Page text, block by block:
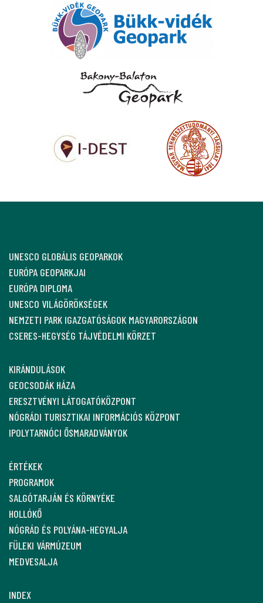
UNESCO GLOBÁLIS GEOPARKOK
EURÓPA GEOPARKJAI
EURÓPA DIPLOMA
UNESCO VILÁGÖRÖKSÉGEK
NEMZETI PARK IGAZGATÓSÁGOK MAGYARORSZÁGON
CSERES-HEGYSÉG TÁJVÉDELMI KÖRZET
KIRÁNDULÁSOK
GEOCSODÁK HÁZA
ERESZTVÉNYI LÁTOGATÓKÖZPONT
NÓGRÁDI TURISZTIKAI INFORMÁCIÓS KÖZPONT
IPOLYTARNÓCI ŐSMARADVÁNYOK
ÉRTÉKEK
PROGRAMOK
SALGÓTARJÁN ÉS KÖRNYÉKE
HOLLÓKŐ
NÓGRÁD ÉS POLYÁNA-HEGYALJA
FÜLEKI VÁRMÚZEUM
MEDVESALJA
INDEX